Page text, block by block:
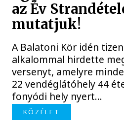
az Év
mutatjuk!
A Balatoni Kör idén
alkalommal hirdette
versenyt, amelyre
22 vendéglátóhely 44
fonyódi hely nyert...
KÖZÉLET